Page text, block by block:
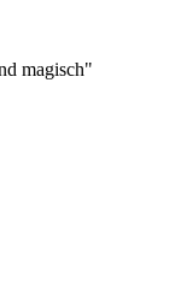
magisch"